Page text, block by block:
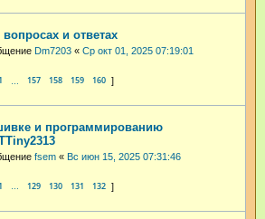
и ответах
Dm7203 « Ср окт 01, 2025 07:19:01
157 158 159 160
и программированию
fsem « Вс июн 15, 2025 07:31:46
… 129 130 131 132